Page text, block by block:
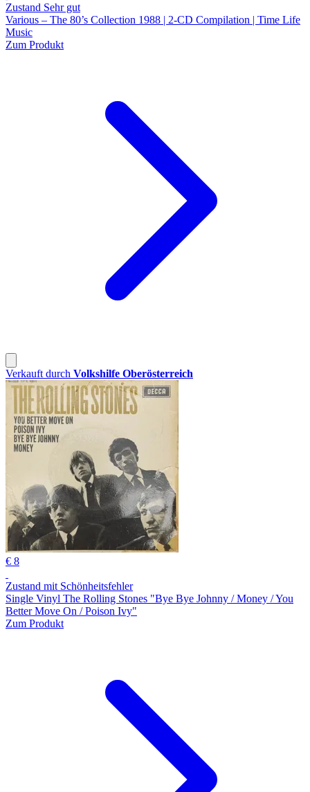
Zustand Sehr gut
Various – The 80’s Collection 1988 | 2-CD Compilation | Time Life
Music
Zum Produkt
Verkauft durch Volkshilfe Oberösterreich
€ 8
Zustand mit Schönheitsfehler
Single Vinyl The Rolling Stones "Bye Bye Johnny / Money / You
Better Move On / Poison Ivy"
Zum Produkt